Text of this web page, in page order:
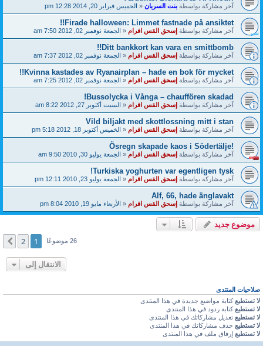
آخر مشاركة بواسطةبنت السريان«الخميس فبراير 20, 2014 12:28 pm
Firade halloween: Limmet fastnade på ansiktet!!
آخر مشاركة بواسطةإسحق القس افرام«الجمعة نوفمبر 02, 2012 7:50 am
Ditt bankkort kan vara en smittbomb!!
آخر مشاركة بواسطةإسحق القس افرام«الجمعة نوفمبر 02, 2012 7:37 am
Kvinna kastades av Ryanairplan – hade en bok för mycket!!
آخر مشاركة بواسطةإسحق القس افرام«الجمعة نوفمبر 02, 2012 7:25 am
Bussolycka i Vånga – chauffören skadad!
آخر مشاركة بواسطةإسحق القس افرام«السبت أكتوبر 27, 2012 8:22 am
Vild biljakt med skottlossning mitt i stan
آخر مشاركة بواسطةإسحق القس افرام«الخميس أكتوبر 18, 2012 5:18 pm
آخر مشاركة بواسطةإسحق القس افرام«الجمعة يوليو 30, 2010 9:50 am
Turkiska yoghurten var egentligen tysk!
آخر مشاركة بواسطةإسحق القس افرام«الجمعة يوليو 23, 2010 12:11 pm
Alf, 66, hade änglavakt
آخر مشاركة بواسطةإسحق القس افرام«الأربعاء مايو 19, 2010 8:04 pm
موضوع جديد
26 موضوعًا 1
2 التالي
الانتقال إلى
صلاحيات المنتدى
لا تستطيعكتابة مواضيع جديدة في هذا المنتدى
لا تستطيعكتابة ردود في هذا المنتدى
لا تستطيعتعديل مشاركاتك في هذا المنتدى
لا تستطيعحذف مشاركاتك في هذا المنتدى
لا تستطيعإرفاق ملف في هذا المنتدى